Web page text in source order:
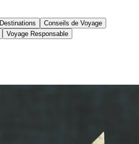
Destinations
Conseils de Voyage
Voyage Responsable